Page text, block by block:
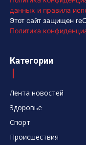
данных и правила
Этот сайт защищен
Политика
Категории
Лента новостей
Здоровье
Спорт
Происшествия